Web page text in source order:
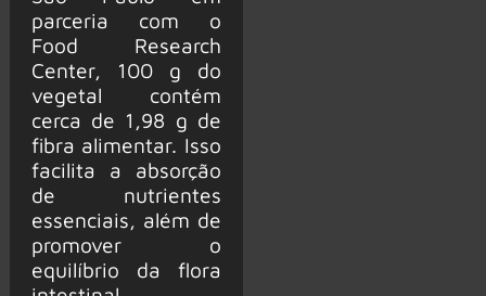
parceria com o
Food Research
Center, 100 g do
vegetal contém
cerca de 1,98 g de
fibra alimentar. Isso
facilita a absorção
de nutrientes
essenciais, além de
promover o
equilíbrio da flora